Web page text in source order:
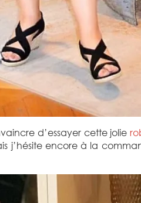
d’essayer cette jolie
j’hésite encore à la